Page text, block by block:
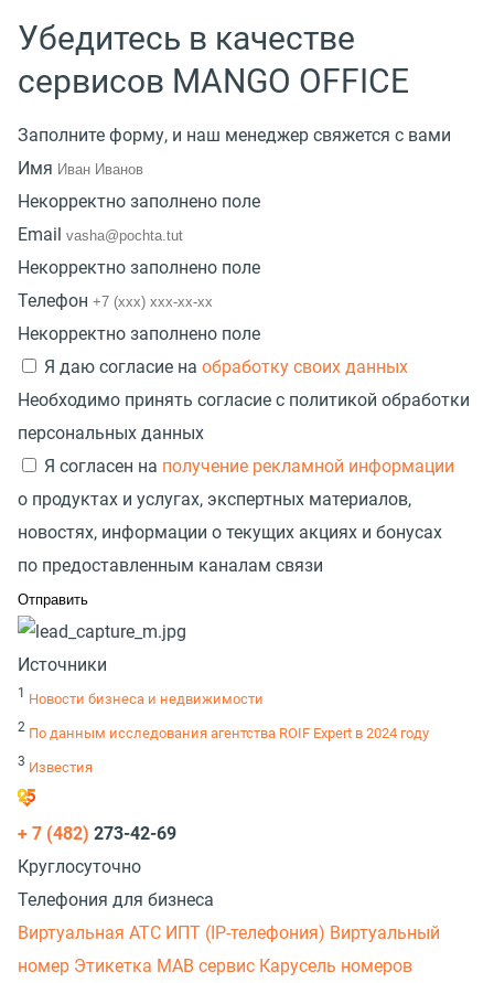
Убедитесь в качестве
сервисов MANGO OFFICE
Заполните форму, и наш менеджер свяжется с вами
Имя
Некорректно заполнено поле
Email
Некорректно заполнено поле
Телефон
Некорректно заполнено поле
Я даю согласие на обработку своих данных
Необходимо принять согласие с политикой обработки
персональных данных
Я согласен на получение рекламной информации
о продуктах и услугах, экспертных материалов,
новостях, информации о текущих акциях и бонусах
по предоставленным каналам связи
Источники
1 Новости бизнеса и недвижимости
2 По данным исследования агентства ROIF Expert в 2024 году
3 Известия
+ 7 (482) 273-42-69
Круглосуточно
Телефония для бизнеса
Виртуальная АТС ИПТ (IP-телефония) Виртуальный
номер Этикетка МАВ сервис Карусель номеров